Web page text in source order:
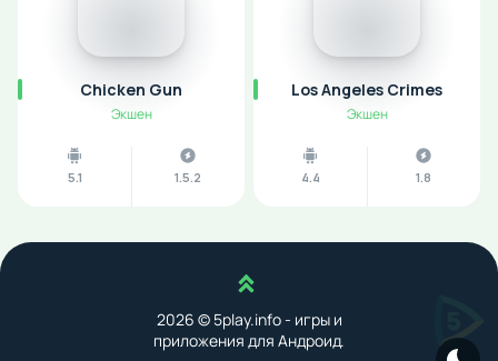
Chicken Gun
Экшен
5.1 1.5.2
Los Angeles Crimes
Экшен
4.4 1.8
Наверх
2026 © 5play.info - игры и
приложения для Андроид.